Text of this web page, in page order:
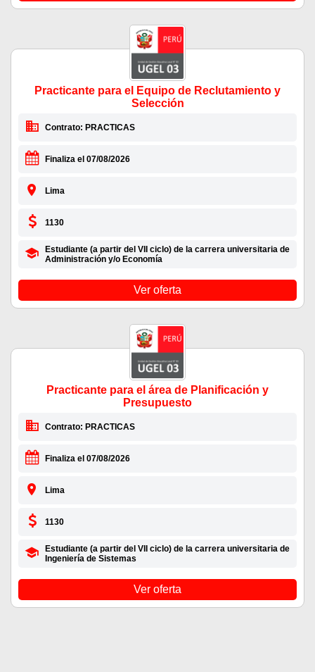
Practicante para el Equipo de Reclutamiento y
Selección
Contrato: PRACTICAS
Finaliza el 07/08/2026
Lima
1130
Estudiante (a partir del VII ciclo) de la carrera universitaria de
Administración y/o Economía
Ver oferta
Practicante para el área de Planificación y
Presupuesto
Contrato: PRACTICAS
Finaliza el 07/08/2026
Lima
1130
Estudiante (a partir del VII ciclo) de la carrera universitaria de
Ingeniería de Sistemas
Ver oferta